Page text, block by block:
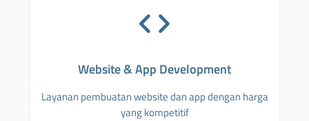
Website & App Development
Layanan pembuatan website dan app dengan harga
yang kompetitif